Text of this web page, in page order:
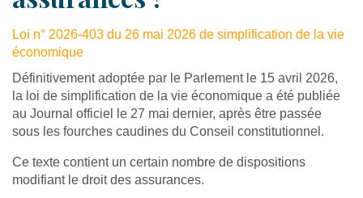
Loi n° 2026-403 du 26 mai 2026 de simplification de la vie
économique
Définitivement adoptée par le Parlement le 15 avril 2026,
la loi de simplification de la vie économique a été publiée
au Journal officiel le 27 mai dernier, après être passée
sous les fourches caudines du Conseil constitutionnel.
Ce texte contient un certain nombre de dispositions
modifiant le droit des assurances.